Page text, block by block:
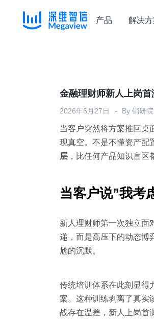
产品 解决
金融理财师新人上岗
2026年6月27日 By 销研院
当客户突然将方案推回桌
现真空。不是不懂资产配
层 ，比任何产品知识盲
当客户说”我考
新人理财师第一次独立面
递，而是高压下的动态博
尬的沉默。
传统培训体系在此刻显得
案。这种训练剥离了真
战存在温差，新人上岗首